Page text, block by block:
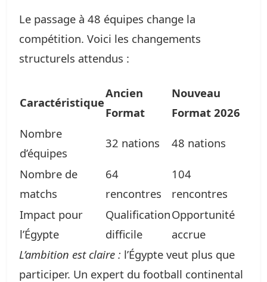
Le passage à 48 équipes change la
compétition. Voici les changements
structurels attendus :
Caractéristique
Ancien
Format
Nouveau
Format 2026
Nombre
d’équipes
32 nations 48 nations
Nombre de
matchs
64
rencontres
104
rencontres
Impact pour
l’Égypte
Qualification
difficile
Opportunité
accrue
L’ambition est claire : l’Égypte veut plus que
participer. Un expert du football continental